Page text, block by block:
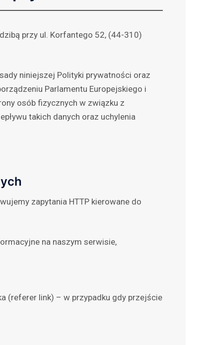
przy ul. Korfantego 52, (44-310)
niniejszej Polityki prywatności oraz
Parlamentu Europejskiego i
osób fizycznych w związku z
takich danych oraz uchylenia
zapytania HTTP kierowane do
na naszym serwisie,
(referer link) – w przypadku gdy przejście